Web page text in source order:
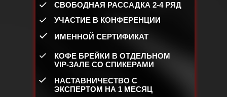
СВОБОДНАЯ РАССАДКА 2-4 РЯД
УЧАСТИЕ В КОНФЕРЕНЦИИ
КОФЕ БРЕЙКИ В ОТДЕЛЬНОМ
VIP-ЗАЛЕ СО СПИКЕРАМИ
НАСТАВНИЧЕСТВО С
ЭКСПЕРТОМ НА 1 МЕСЯЦ
ИМЕННОЙ СЕРТИФИКАТ